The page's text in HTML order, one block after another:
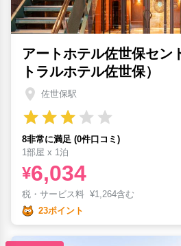
アートホテル佐世保セン
トラルホテル佐世保）
佐世保駅
8非常に満足 (0件口コミ)
1部屋 x 1泊
¥6,034
税・サービス料 ¥1,264含む
23ポイント